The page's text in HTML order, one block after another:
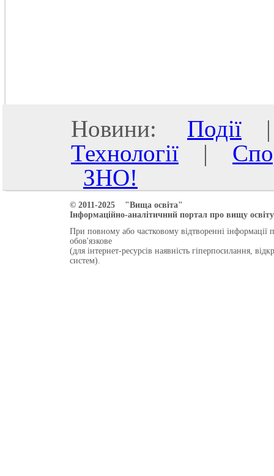
Новини: Події
Технології |
ЗНО!
© 2011-2025 "Вища освіта"
Інформаційно-аналітичний портал про вищу
При повному або частковому відтворенні інформації
обов'язкове
(для інтернет-ресурсів наявність гіперпосилання,
систем).